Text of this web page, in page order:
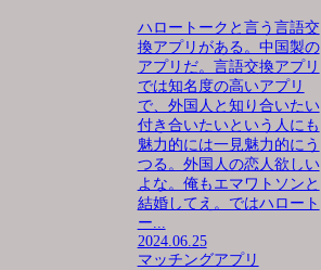
ハロートークと言う言語交
換アプリがある。中国製の
アプリだ。言語交換アプリ
では知名度の高いアプリ
で、外国人と知り合いたい
付き合いたいという人にも
魅力的には一見魅力的にう
つる。外国人の恋人欲しい
よな。俺もエマワトソンと
結婚してえ。ではハロート
ー...
2024.06.25
マッチングアプリ